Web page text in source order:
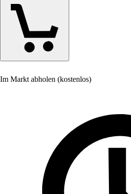
Im Markt abholen (kostenlos)